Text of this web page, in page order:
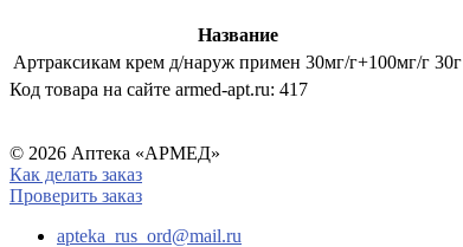
Название
Артраксикам крем д/наруж примен 30мг/г+100мг/г 30г
Код товара на сайте armed-apt.ru: 417
© 2026 Аптека «АРМЕД»
Как делать заказ
Проверить заказ
apteka_rus_ord@mail.ru